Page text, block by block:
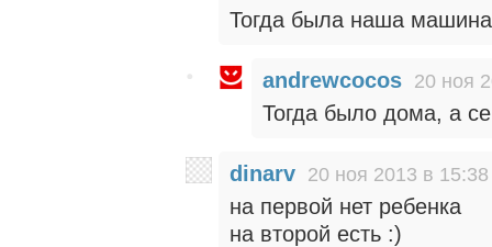
Тогда была наша
andrewcocos 20 ноя
Тогда было дома, а
dinarv 20 ноя 2013 в 15:38
на первой нет ребенка
на второй есть :)